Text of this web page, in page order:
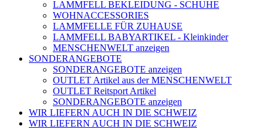
LAMMFELL BEKLEIDUNG - SCHUHE
WOHNACCESSORIES
LAMMFELLE FÜR ZUHAUSE
LAMMFELL BABYARTIKEL - Kleinkinder
MENSCHENWELT anzeigen
SONDERANGEBOTE
SONDERANGEBOTE anzeigen
OUTLET Artikel aus der MENSCHENWELT
OUTLET Reitsport Artikel
SONDERANGEBOTE anzeigen
WIR LIEFERN AUCH IN DIE SCHWEIZ
WIR LIEFERN AUCH IN DIE SCHWEIZ